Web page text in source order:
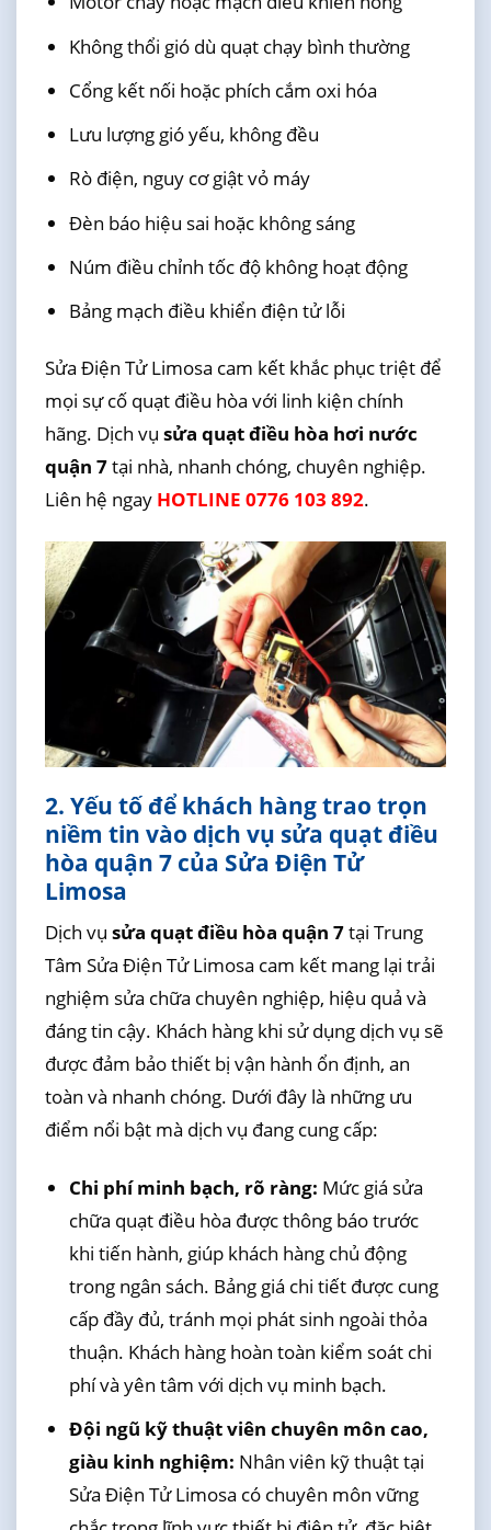
Không thổi gió dù quạt chạy bình thường
Cổng kết nối hoặc phích cắm oxi hóa
Lưu lượng gió yếu, không đều
Rò điện, nguy cơ giật vỏ máy
Đèn báo hiệu sai hoặc không sáng
Núm điều chỉnh tốc độ không hoạt động
Bảng mạch điều khiển điện tử lỗi
Sửa Điện Tử Limosa cam kết khắc phục triệt để
mọi sự cố quạt điều hòa với linh kiện chính
hãng. Dịch vụ sửa quạt điều hòa hơi nước
quận 7tại nhà, nhanh chóng, chuyên nghiệp.
Liên hệ ngay HOTLINE 0776 103 892.
2. Yếu tố để khách hàng trao trọn
niềm tin vào dịch vụ sửa quạt điều
hòa quận 7 của Sửa Điện Tử
Limosa
Dịch vụ sửa quạt điều hòa quận 7tại Trung
Tâm Sửa Điện Tử Limosa cam kết mang lại trải
nghiệm sửa chữa chuyên nghiệp, hiệu quả và
đáng tin cậy. Khách hàng khi sử dụng dịch vụ sẽ
được đảm bảo thiết bị vận hành ổn định, an
toàn và nhanh chóng. Dưới đây là những ưu
điểm nổi bật mà dịch vụ đang cung cấp:
Chi phí minh bạch, rõ ràng: Mức giá sửa
chữa quạt điều hòa được thông báo trước
khi tiến hành, giúp khách hàng chủ động
trong ngân sách. Bảng giá chi tiết được cung
cấp đầy đủ, tránh mọi phát sinh ngoài thỏa
thuận. Khách hàng hoàn toàn kiểm soát chi
phí và yên tâm với dịch vụ minh bạch.
Đội ngũ kỹ thuật viên chuyên môn cao,
giàu kinh nghiệm: Nhân viên kỹ thuật tại
Sửa Điện Tử Limosa có chuyên môn vững